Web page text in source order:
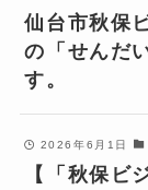
仙台市秋保
の「せんだ
す。
2026年6月1日
【「秋保ビ